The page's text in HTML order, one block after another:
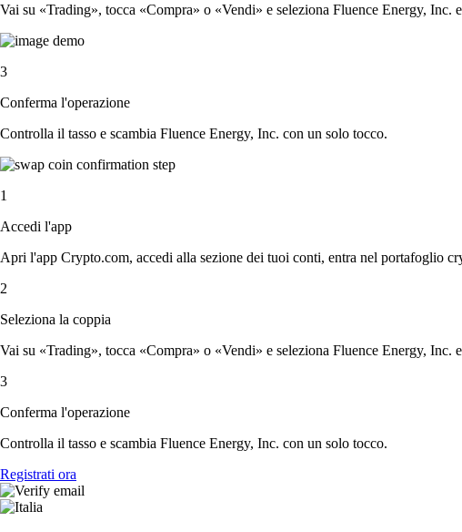
Vai su «Trading», tocca «Compra» o «Vendi» e seleziona Fluence Energy, Inc.
3
Conferma l'operazione
Controlla il tasso e scambia Fluence Energy, Inc. con un solo tocco.
1
Accedi l'app
Apri l'app Crypto.com, accedi alla sezione dei tuoi conti, entra nel portafoglio
2
Seleziona la coppia
Vai su «Trading», tocca «Compra» o «Vendi» e seleziona Fluence Energy, Inc.
3
Conferma l'operazione
Controlla il tasso e scambia Fluence Energy, Inc. con un solo tocco.
Registrati ora